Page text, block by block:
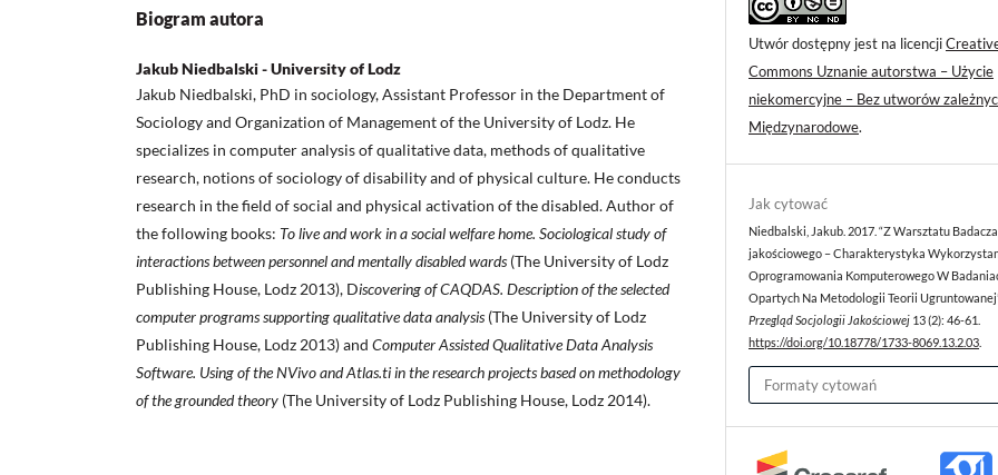
Biogram autora
Jakub Niedbalski - University of Lodz
Jakub Niedbalski, PhD in sociology, Assistant Professor in the Department of
Sociology and Organization of Management of the University of Lodz. He
specializes in computer analysis of qualitative data, methods of qualitative
research, notions of sociology of disability and of physical culture. He conducts
research in the field of social and physical activation of the disabled. Author of
the following books: To live and work in a social welfare home. Sociological study of
interactions between personnel and mentally disabled wards (The University of Lodz
Publishing House, Lodz 2013), Discovering of CAQDAS. Description of the selected
computer programs supporting qualitative data analysis (The University of Lodz
Publishing House, Lodz 2013) and Computer Assisted Qualitative Data Analysis
Software. Using of the NVivo and Atlas.ti in the research projects based on methodology
of the grounded theory (The University of Lodz Publishing House, Lodz 2014).
Utwór dostępny jest na licencji
Commons Uznanie autorstwa – Użycie
niekomercyjne – Bez utworów
Międzynarodowe.
Jak cytować
Niedbalski, Jakub. 2017. “Z Warsztatu Badacza
jakościowego – Charakterystyka
Oprogramowania Komputerowego W
Opartych Na Metodologii Teorii
Przegląd Socjologii Jakościowej 13 (2): 46-61.
https://doi.org/10.18778/1733-8069.13.2.03
Formaty cytowań